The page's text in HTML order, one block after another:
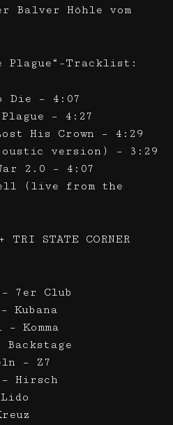
Balver Höhle vom
Plague“-Tracklist:
Die – 4:07
– 4:27
His Crown – 4:29
version) – 3:29
2.0 – 4:07
(live from the
TRI STATE CORNER
– 7er Club
Kubana
Komma
Backstage
– Z7
Hirsch